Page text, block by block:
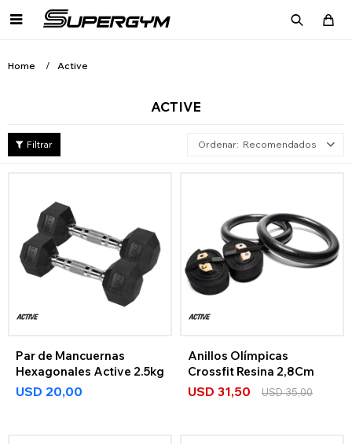

Home Active
ACTIVE
Recomendados
Par de Mancuernas
Hexagonales Active 2.5kg
USD 20,00
Anillos Olímpicas
Crossfit Resina 2,8Cm
USD 31,50 USD35,00